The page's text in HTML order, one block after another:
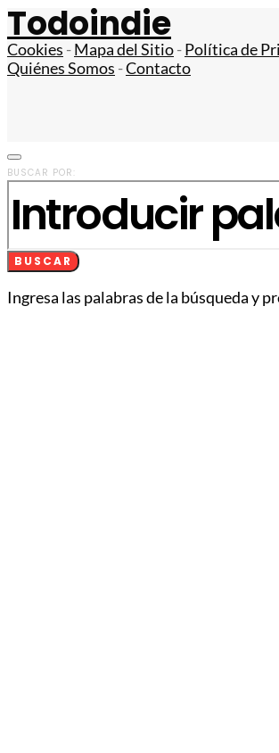
Todoindie
Cookies -Mapa del Sitio-Política de
Quiénes Somos -Contacto
BUSCAR POR:
BUSCAR
Ingresa las palabras de la búsqueda y